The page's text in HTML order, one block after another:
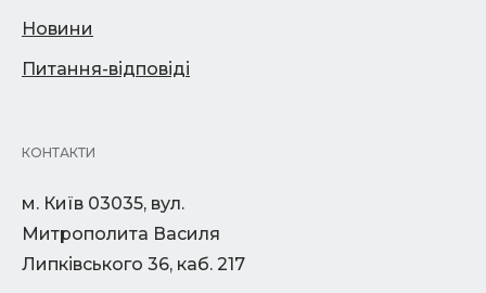
Новини
Питання-відповіді
КОНТАКТИ
м. Київ 03035, вул.
Митрополита Василя
Липківського 36, каб. 217